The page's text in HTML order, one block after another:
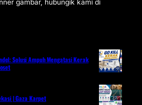
gambar, hubungik kami di
Solusi Ampuh Mengatasi Kerak
| Gaza Karpet